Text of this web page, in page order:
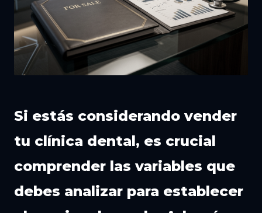
Si estás considerando vender
tu clínica dental, es crucial
comprender las variables que
debes analizar para establecer